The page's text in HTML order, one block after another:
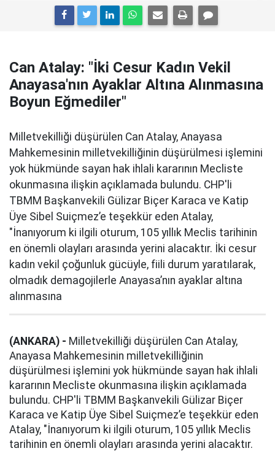
Can Atalay: "İki Cesur Kadın Vekil
Anayasa'nın Ayaklar Altına Alınmasına
Boyun Eğmediler"
Milletvekilliği düşürülen Can Atalay, Anayasa
Mahkemesinin milletvekilliğinin düşürülmesi işlemini
yok hükmünde sayan hak ihlali kararının Mecliste
okunmasına ilişkin açıklamada bulundu. CHP'li
TBMM Başkanvekili Gülizar Biçer Karaca ve Katip
Üye Sibel Suiçmez’e teşekkür eden Atalay,
"İnanıyorum ki ilgili oturum, 105 yıllık Meclis tarihinin
en önemli olayları arasında yerini alacaktır. İki cesur
kadın vekil çoğunluk gücüyle, fiili durum yaratılarak,
olmadık demagojilerle Anayasa’nın ayaklar altına
alınmasına
(ANKARA) - Milletvekilliği düşürülen Can Atalay,
Anayasa Mahkemesinin milletvekilliğinin
düşürülmesi işlemini yok hükmünde sayan hak ihlali
kararının Mecliste okunmasına ilişkin açıklamada
bulundu. CHP'li TBMM Başkanvekili Gülizar Biçer
Karaca ve Katip Üye Sibel Suiçmez’e teşekkür eden
Atalay, "İnanıyorum ki ilgili oturum, 105 yıllık Meclis
tarihinin en önemli olayları arasında yerini alacaktır.